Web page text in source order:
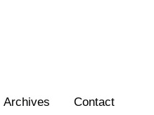
Archives
Contact